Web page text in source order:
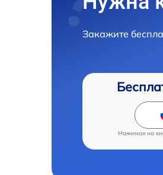
Закажите
Нажимая на